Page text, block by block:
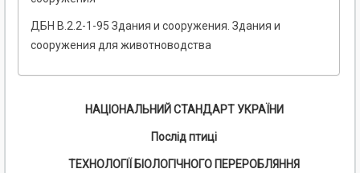
ДБН В.2.2-1-95 Здания и сооружения. Здания и
сооружения для животноводства
НАЦІОНАЛЬНИЙ СТАНДАРТ УКРАЇНИ
Послід птиці
ТЕХНОЛОГІЇ БІОЛОГІЧНОГО ПЕРЕРОБЛЯННЯ